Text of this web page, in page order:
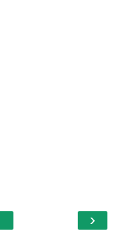
›